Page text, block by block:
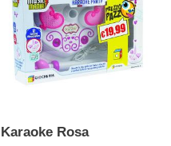
C/Canzoni
Karaoke Rosa